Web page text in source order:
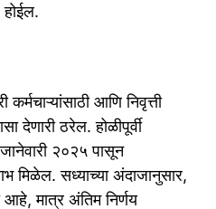
कर्मचाऱ्यांसाठी आणि निवृत्ती
देणारी ठरेल. होळीपूर्वी
२०२५ पासून
मिळेल. सध्याच्या अंदाजानुसार,
मात्र अंतिम निर्णय